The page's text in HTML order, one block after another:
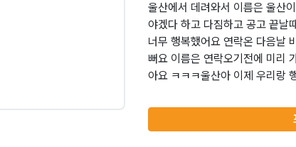
울산에서 데려와서 이름은 울산
야겠다 하고 다짐하고 공고 끝날
너무 행복했어요 연락온 다음날
뻐요 이름은 연락오기전에 미리
아요 ㅋㅋㅋ울산아 이제 우리랑